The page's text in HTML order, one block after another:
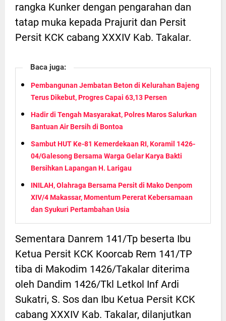
rangka Kunker dengan pengarahan dan
tatap muka kepada Prajurit dan Persit
Persit KCK cabang XXXIV Kab. Takalar.
Baca juga:
Pembangunan Jembatan Beton di Kelurahan Bajeng
Terus Dikebut, Progres Capai 63,13 Persen
Hadir di Tengah Masyarakat, Polres Maros Salurkan
Bantuan Air Bersih di Bontoa
Sambut HUT Ke-81 Kemerdekaan RI, Koramil 1426-
04/Galesong Bersama Warga Gelar Karya Bakti
Bersihkan Lapangan H. Larigau
INILAH, Olahraga Bersama Persit di Mako Denpom
XIV/4 Makassar, Momentum Pererat Kebersamaan
dan Syukuri Pertambahan Usia
Sementara Danrem 141/Tp beserta Ibu
Ketua Persit KCK Koorcab Rem 141/TP
tiba di Makodim 1426/Takalar diterima
oleh Dandim 1426/Tkl Letkol Inf Ardi
Sukatri, S. Sos dan Ibu Ketua Persit KCK
cabang XXXIV Kab. Takalar, dilanjutkan